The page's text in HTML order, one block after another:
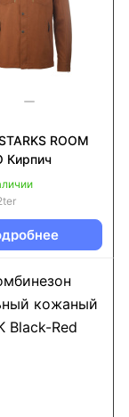
ROOM
Кирпич